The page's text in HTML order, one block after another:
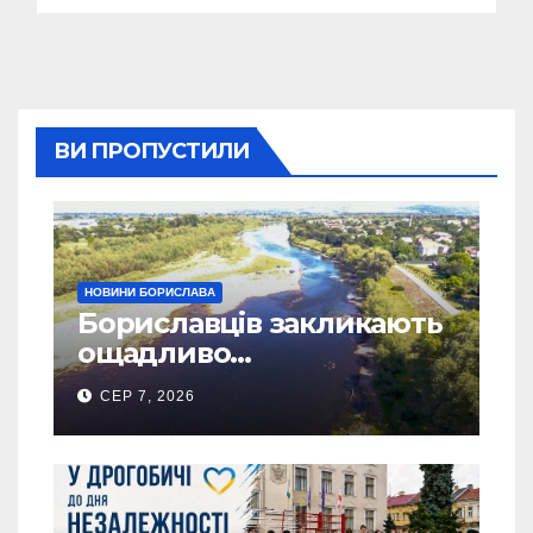
ВИ ПРОПУСТИЛИ
НОВИНИ БОРИСЛАВА
Бориславців закликають
ощадливо
використовувати воду
СЕР 7, 2026